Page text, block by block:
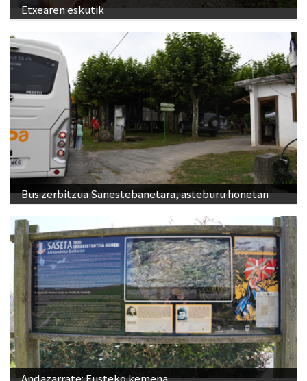
Etxearen eskutik
Bus zerbitzua Sanestebanetara, asteburu honetan